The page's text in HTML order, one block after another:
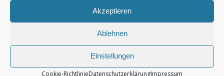
Akzeptieren
Ablehnen
Einstellungen
Cookie-RichtlinieDatenschutzerklärungImpressum
Impressum
Haftungsausschluss – Disclaimer
Datenschutzerklärung